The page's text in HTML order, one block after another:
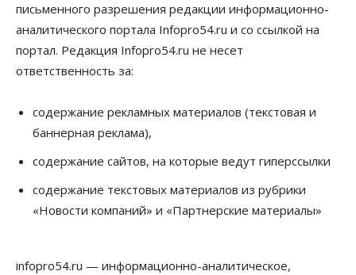
письменного разрешения редакции информационно-
аналитического портала Infopro54.ru и со ссылкой на
портал. Редакция Infopro54.ru не несет
ответственность за:
содержание рекламных материалов (текстовая и
баннерная реклама),
содержание сайтов, на которые ведут гиперссылки
содержание текстовых материалов из рубрики
«Новости компаний» и «Партнерские материалы»
infopro54.ru — информационно-аналитическое,